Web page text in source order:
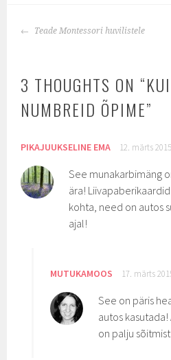
POST
Teade Montessori huvilistele
3 THOUGHTS ON “
NUMBREID ÕPIME”
PIKAJUUKSELINE EMA 12. märts
See munakarbimäng
ära!
kohta, need on autos
ajal!
MUTUKAMOOS 17. märts
See on päris
autos
on palju